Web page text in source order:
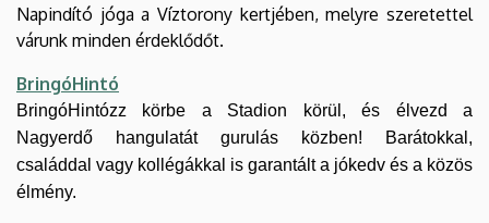
Napindító jóga a Víztorony kertjében, melyre szeretettel
várunk minden érdeklődőt.
BringóHintó
BringóHintózz körbe a Stadion körül, és élvezd a
Nagyerdő hangulatát gurulás közben! Barátokkal,
családdal vagy kollégákkal is garantált a jókedv és a közös
élmény.